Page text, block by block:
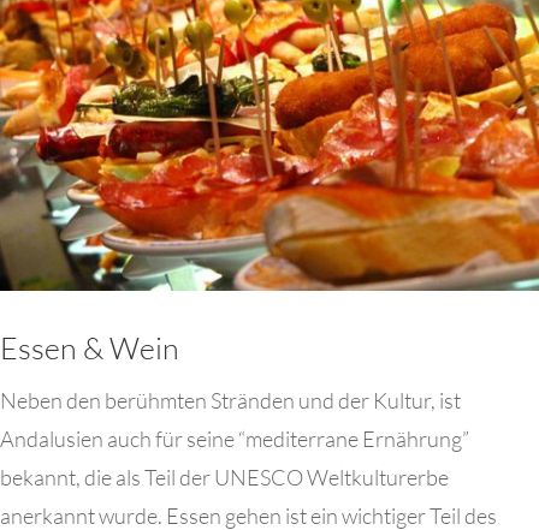
Essen & Wein
Neben den berühmten Stränden und der Kultur, ist
Andalusien auch für seine “mediterrane Ernährung”
bekannt, die als Teil der UNESCO Weltkulturerbe
anerkannt wurde. Essen gehen ist ein wichtiger Teil des